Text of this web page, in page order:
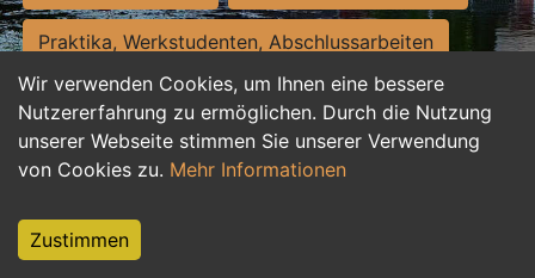
Wir verwenden Cookies, um Ihnen eine bessere
Nutzererfahrung zu ermöglichen. Durch die Nutzung
unserer Webseite stimmen Sie unserer Verwendung
von Cookies zu. Mehr Informationen
Zustimmen
Praktika, Werkstudenten, Abschlussarbeiten
Personalwesen Assistenz, Sekretariat
Hilfskräfte, Aushilfs- und Nebenjobs
Weiterbildung, Studium, duale Ausbildung